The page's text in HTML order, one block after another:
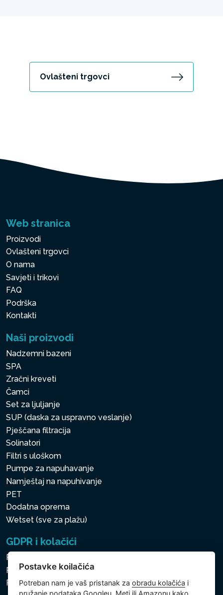
Ovlašteni trgovci
Web stranica
Proizvodi
Ovlašteni trgovci
O nama
Savjeti i trikovi
FAQ
Podrška
Kontakti
Naši proizvodi
Nadzemni bazeni
SPA
Zračni kreveti
Čamci
Set za ljuljanje
SUP (daska za uspravno veslanje)
Pješčana filtracija
Solinatori
Filtri s uloškom
Pumpe za napuhavanje
Namještaj na napuhivanje
PET
Dodatna oprema
Wetset (sve za plažu)
GDPR i kolačići
Pravila zaštite osobnih i drugih obrađivanih podataka
Politika kolačića
Postavke koilačića
Postavke koilačića
Potreban nam je vaš pristanak zaobradu kolačića i
pružanje podataka Googleu, Meti ili Amazonu kako